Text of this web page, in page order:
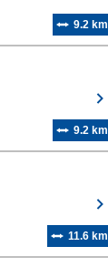
9.2 km
9.2 km
11.6 km